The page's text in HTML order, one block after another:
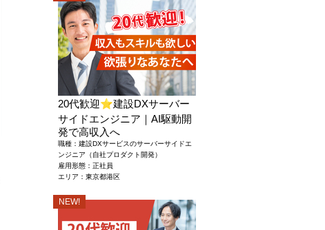
20代歓迎⭐建設DXサーバー
サイドエンジニア｜AI駆動開
発で高収入へ
職種：建設DXサービスのサーバーサイドエ
ンジニア（自社プロダクト開発）
雇用形態：正社員
エリア：東京都港区
NEW!